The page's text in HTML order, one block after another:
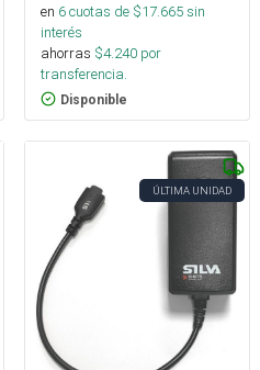
en 6cuotas de $17.665sin
interés
ahorras $4.240 por
transferencia.
Disponible
ÚLTIMA UNIDAD